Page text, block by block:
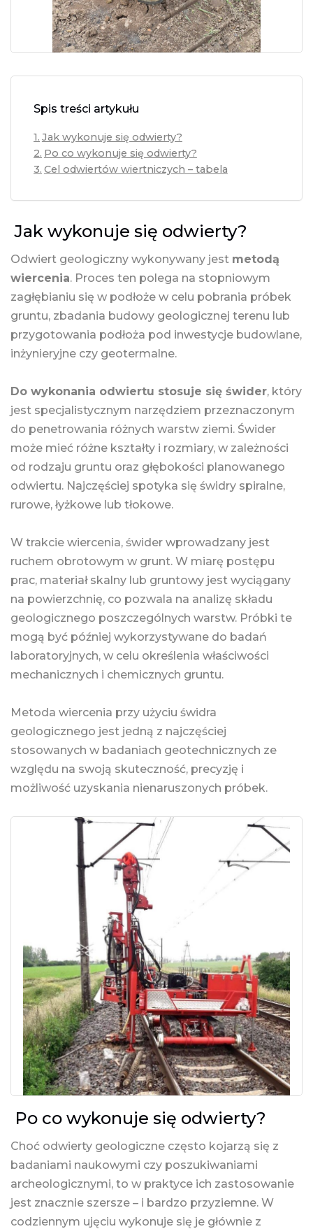
Spis treści artykułu
Jak wykonuje się odwierty?
Po co wykonuje się odwierty?
Cel odwiertów wiertniczych – tabela
Jak wykonuje się odwierty?
Odwiert geologiczny wykonywany jest metodą
wiercenia. Proces ten polega na stopniowym
zagłębianiu się w podłoże w celu pobrania próbek
gruntu, zbadania budowy geologicznej terenu lub
przygotowania podłoża pod inwestycje budowlane,
inżynieryjne czy geotermalne.
Do wykonania odwiertu stosuje się świder, który
jest specjalistycznym narzędziem przeznaczonym
do penetrowania różnych warstw ziemi. Świder
może mieć różne kształty i rozmiary, w zależności
od rodzaju gruntu oraz głębokości planowanego
odwiertu. Najczęściej spotyka się świdry spiralne,
rurowe, łyżkowe lub tłokowe.
W trakcie wiercenia, świder wprowadzany jest
ruchem obrotowym w grunt. W miarę postępu
prac, materiał skalny lub gruntowy jest wyciągany
na powierzchnię, co pozwala na analizę składu
geologicznego poszczególnych warstw. Próbki te
mogą być później wykorzystywane do badań
laboratoryjnych, w celu określenia właściwości
mechanicznych i chemicznych gruntu.
Metoda wiercenia przy użyciu świdra
geologicznego jest jedną z najczęściej
stosowanych w badaniach geotechnicznych ze
względu na swoją skuteczność, precyzję i
możliwość uzyskania nienaruszonych próbek.
Po co wykonuje się odwierty?
Choć odwierty geologiczne często kojarzą się z
badaniami naukowymi czy poszukiwaniami
archeologicznymi, to w praktyce ich zastosowanie
jest znacznie szersze – i bardzo przyziemne. W
codziennym ujęciu wykonuje się je głównie z